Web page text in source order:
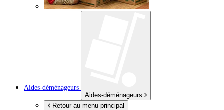
Aides-déménageurs
Aides-déménageurs
Retour au menu principal